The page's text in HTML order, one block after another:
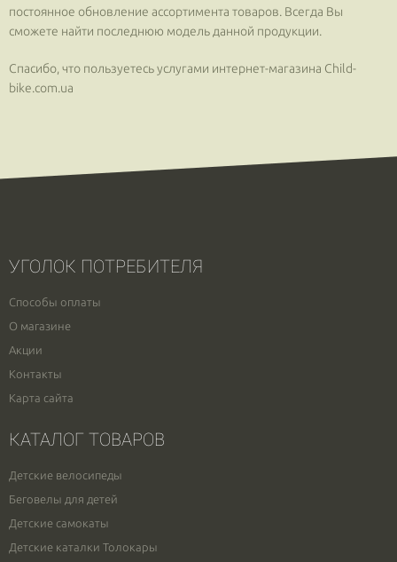
постоянное обновление ассортимента товаров. Всегда Вы
сможете найти последнюю модель данной продукции.
Спасибо, что пользуетесь услугами интернет-магазина Сhild-
bike.com.ua
УГОЛОК ПОТРЕБИТЕЛЯ
Способы оплаты
О магазине
Акции
Контакты
Карта сайта
КАТАЛОГ ТОВАРОВ
Детские велосипеды
Беговелы для детей
Детские самокаты
Детские каталки Толокары